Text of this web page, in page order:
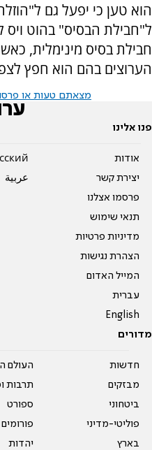
הוא טען כי יפעל גם ל"
ל"חבילת הבסיס" בהוט ויס לכ-50
חבילת בסיס מינימלית,
הערוצים בהם הוא חפץ
מצאתם טעות או
פנו אלינו
אודות
יצירת קשר
פרסמו אצלנו
תנאי שימוש
מדיניות פרטיות
הצהרת נגישות
המייל האדום
עברית
English
عربية
מדורים
חדשות
מבזקים
ביטחוני
פוליטי-מדיני
בארץ
העולם
תרבות
ספורט
פורומים
יהדות